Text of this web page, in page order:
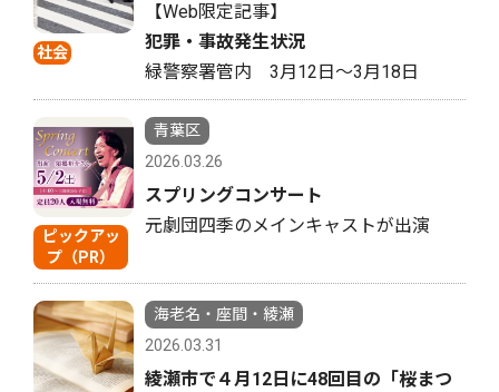
社会
【Web限定記事】
犯罪・事故発生状況
緑警察署管内 3月12日〜3月18日
ピックアッ
プ（PR）
青葉区
2026.03.26
スプリングコンサート
元劇団四季のメインキャストが出演
海老名・座間・綾瀬
2026.03.31
綾瀬市で４月12日に48回目の「桜まつ